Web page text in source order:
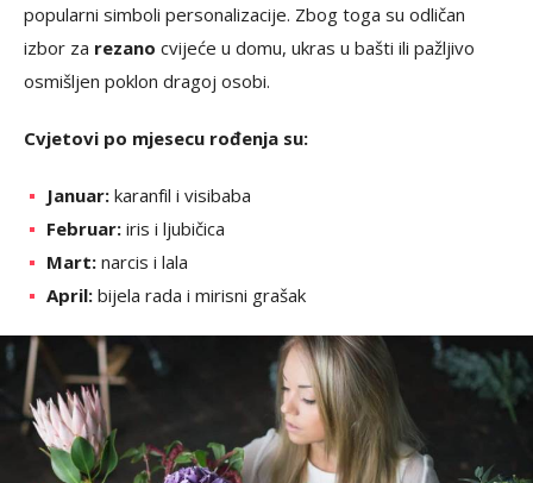
popularni simboli personalizacije. Zbog toga su odličan
izbor za rezano cvijeće u domu, ukras u bašti ili pažljivo
osmišljen poklon dragoj osobi.
Cvjetovi po mjesecu rođenja su:
Januar: karanfil i visibaba
Februar: iris i ljubičica
Mart: narcis i lala
April: bijela rada i mirisni grašak